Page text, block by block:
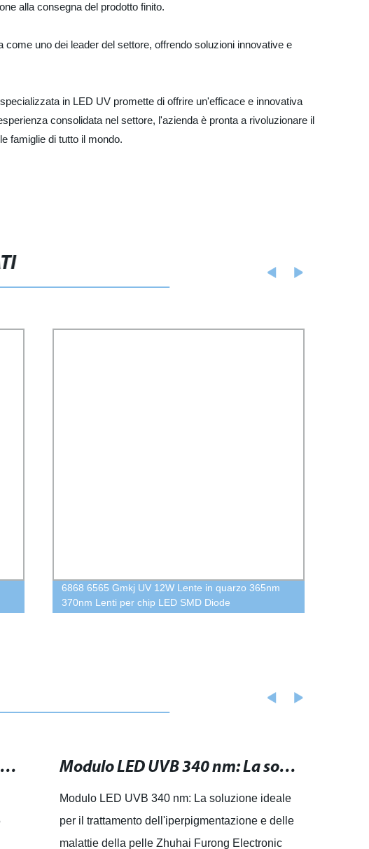
alla consegna del prodotto finito.
uno dei leader del settore, offrendo soluzioni innovative e
in LED UV promette di offrire un'efficace e innovativa
consolidata nel settore, l'azienda è pronta a rivoluzionare il
famiglie di tutto il mondo.
6868 6565 Gmkj UV 12W Lente in quarzo 365nm
370nm Lenti per chip LED SMD Diode
Luce UV LED 365nm: Caratteristiche, Applicazioni e Utilizzo Modulo LED UVB 340 nm: La soluzione ideale per il trattamento dell'iperpigmentazione e delle malattie della pelle
Modulo LED UVB 340 nm: La soluzione ideale
per il trattamento dell'iperpigmentazione e delle
malattie della pelle Zhuhai Furong Electronic